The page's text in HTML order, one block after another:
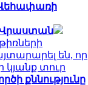
Վեհափառի
Վրաստան
են, որ
կյանք տուր
քննությունը